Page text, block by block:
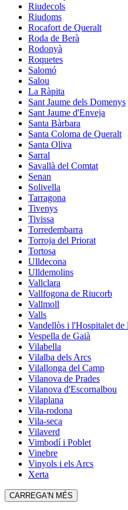
Riudecols
Riudoms
Rocafort de Queralt
Roda de Berà
Rodonyà
Roquetes
Salomó
Salou
La Ràpita
Sant Jaume dels Domenys
Sant Jaume d'Enveja
Santa Bàrbara
Santa Coloma de Queralt
Santa Oliva
Sarral
Savallà del Comtat
Senan
Solivella
Tarragona
Tivenys
Tivissa
Torredembarra
Torroja del Priorat
Tortosa
Ulldecona
Ulldemolins
Vallclara
Vallfogona de Riucorb
Vallmoll
Valls
Vandellòs i l'Hospitalet de
Vespella de Gaià
Vilabella
Vilalba dels Arcs
Vilallonga del Camp
Vilanova de Prades
Vilanova d'Escornalbou
Vilaplana
Vila-rodona
Vila-seca
Vilaverd
Vimbodí i Poblet
Vinebre
Vinyols i els Arcs
Xerta
CARREGA'N MÉS